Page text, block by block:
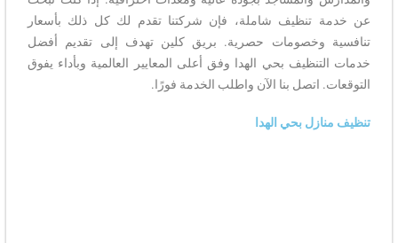
عن خدمة تنظيف شاملة، فإن شركتنا تقدم لك كل ذلك بأسعار
تنافسية وخصومات حصرية. بريق كلين تهدف إلى تقديم أفضل
خدمات التنظيف بحي الهدا وفق أعلى المعايير العالمية وبأداء يفوق
التوقعات. اتصل بنا الآن واطلب الخدمة فورًا.
تنظيف منازل بحي الهدا